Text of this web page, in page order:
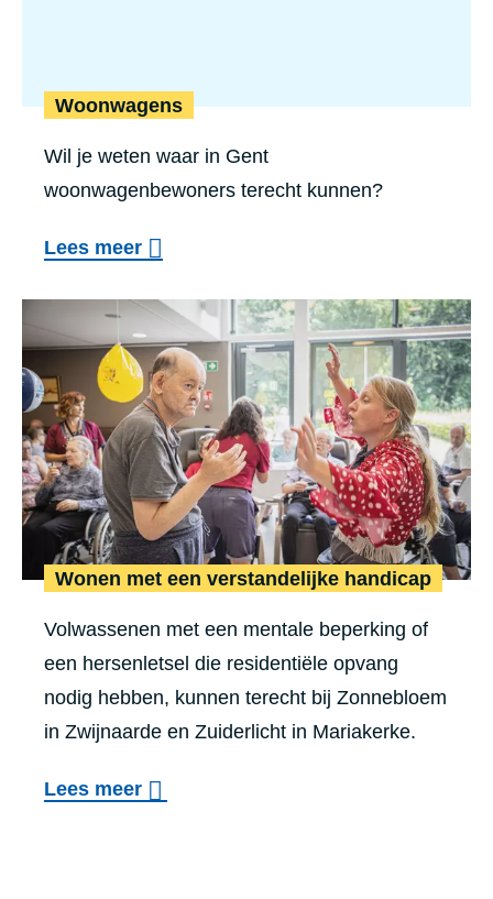
Woonwagens
Wil je weten waar in Gent
woonwagenbewoners terecht kunnen?
Lees meer
Wonen met een verstandelijke handicap
Volwassenen met een mentale beperking of
een hersenletsel die residentiële opvang
nodig hebben, kunnen terecht bij Zonnebloem
in Zwijnaarde en Zuiderlicht in Mariakerke.
Lees meer